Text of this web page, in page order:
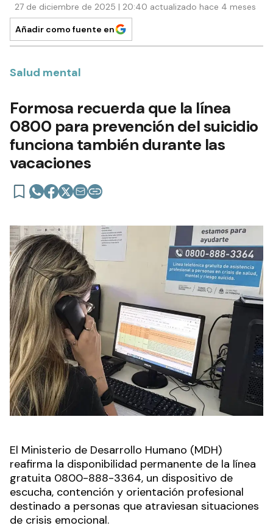
27 de diciembre de 2025 | 20:40 actualizado hace 4 meses
Añadir como fuente en
Salud mental
Formosa recuerda que la línea
0800 para prevención del suicidio
funciona también durante las
vacaciones
El Ministerio de Desarrollo Humano (MDH)
reafirma la disponibilidad permanente de la línea
gratuita 0800-888-3364, un dispositivo de
escucha, contención y orientación profesional
destinado a personas que atraviesan situaciones
de crisis emocional.